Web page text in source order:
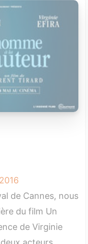
de Cannes, nous
du film Un
de Virginie